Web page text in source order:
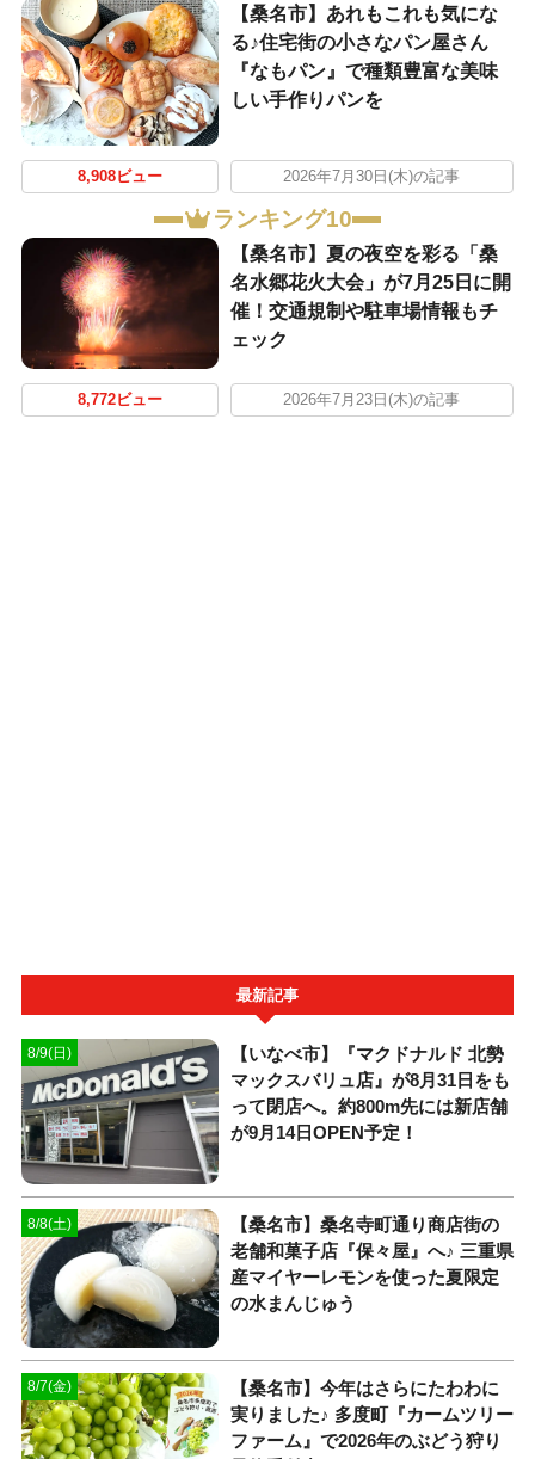
【桑名市】あれもこれも気にな
る♪住宅街の小さなパン屋さん
『なもパン』で種類豊富な美味
しい手作りパンを
8,908ビュー 2026年7月30日(木)の記事
ランキング10
【桑名市】夏の夜空を彩る「桑
名水郷花火大会」が7月25日に開
催！交通規制や駐車場情報もチ
ェック
8,772ビュー 2026年7月23日(木)の記事
最新記事
8/9(日)
【いなべ市】『マクドナルド 北勢
マックスバリュ店』が8月31日をも
って閉店へ。約800m先には新店舗
が9月14日OPEN予定！
8/8(土)
【桑名市】桑名寺町通り商店街の
老舗和菓子店『保々屋』へ♪ 三重県
産マイヤーレモンを使った夏限定
の水まんじゅう
8/7(金)
【桑名市】今年はさらにたわわに
実りました♪ 多度町『カームツリー
ファーム』で2026年のぶどう狩り